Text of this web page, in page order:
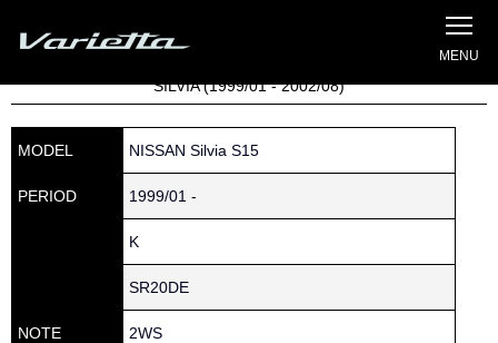
Home
Parts catalog
SILVIA (1999/01 - 2002/08)
MODEL NISSAN Silvia S15
PERIOD 1999/01 -
NOTE
K
SR20DE
2WS